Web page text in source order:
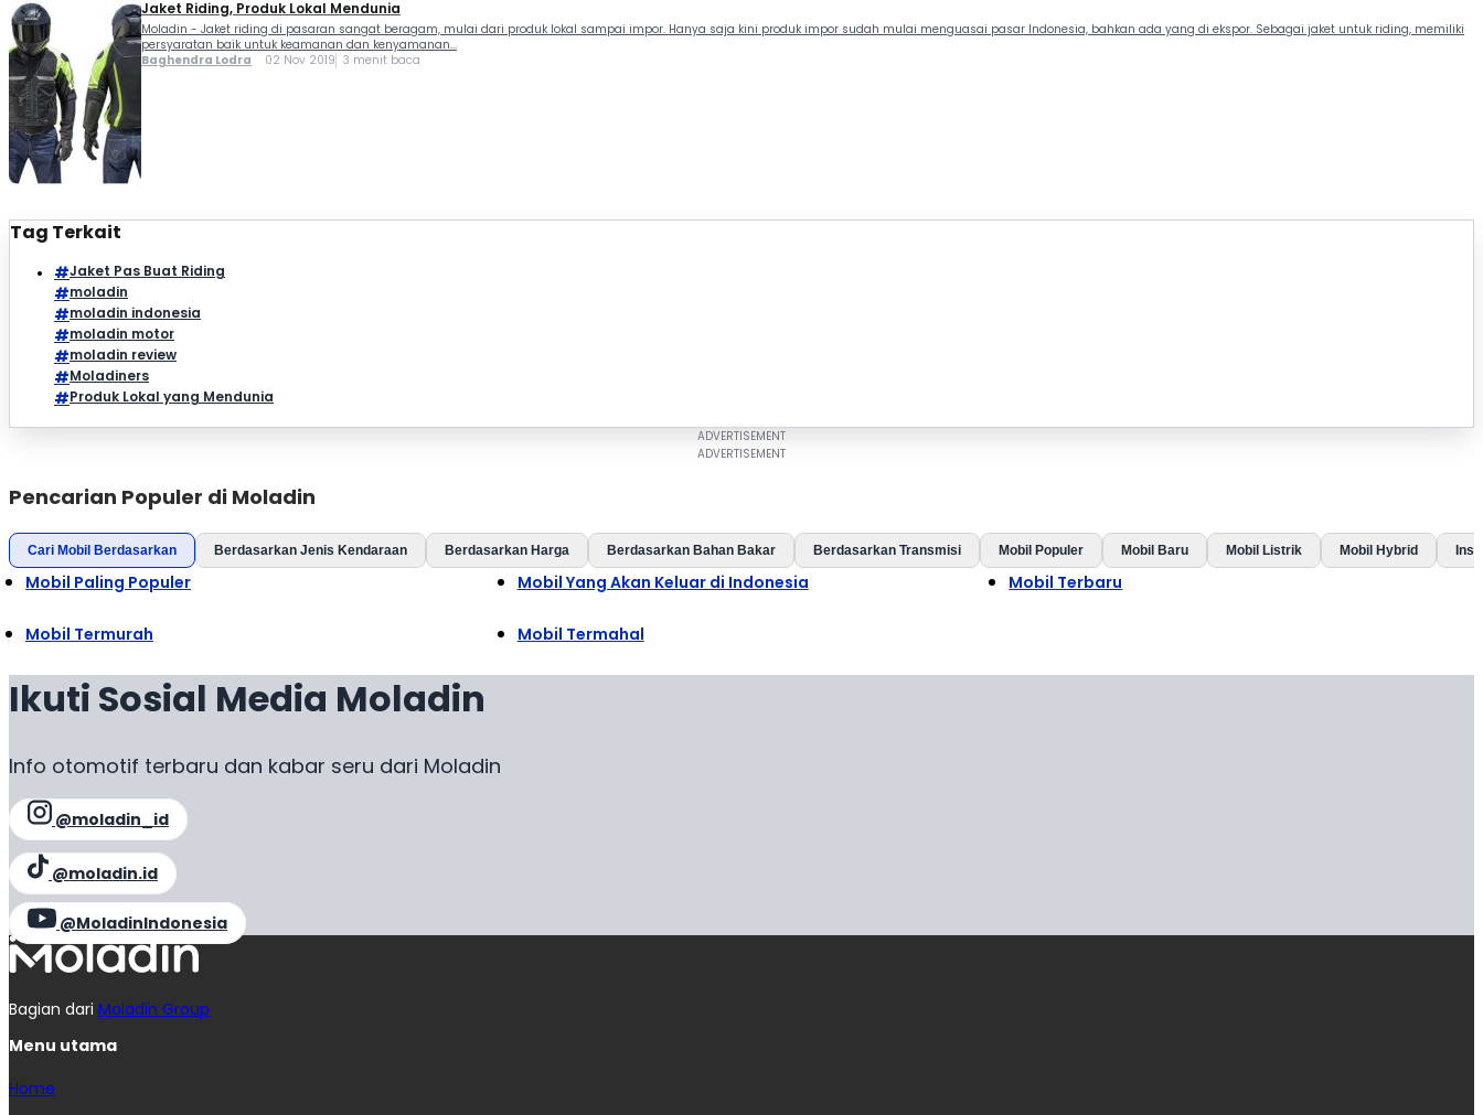
Jaket Riding, Produk Lokal Mendunia
Moladin - Jaket riding di pasaran sangat beragam, mulai dari produk lokal sampai impor. Hanya saja kini produk impor sudah mulai menguasai pasar Indonesia, bahkan ada yang di ekspor. Sebagai jaket untuk riding, memiliki
persyaratan baik untuk keamanan dan kenyamanan...
Baghendra Lodra 02 Nov 2019 3 menit baca
Tag Terkait
Jaket Pas Buat Riding
moladin
moladin indonesia
moladin motor
moladin review
Moladiners
Produk Lokal yang Mendunia
Pencarian Populer di Moladin
Cari Mobil Berdasarkan Berdasarkan Jenis Kendaraan Berdasarkan Harga Berdasarkan Bahan Bakar Berdasarkan Transmisi Mobil Populer Mobil Baru Mobil Listrik Mobil Hybrid
Mobil Paling Populer Mobil Yang Akan Keluar di Indonesia Mobil Terbaru
Mobil Termurah Mobil Termahal
Ikuti Sosial Media Moladin
Info otomotif terbaru dan kabar seru dari Moladin
@moladin_id
@moladin.id
@MoladinIndonesia
Bagian dari Moladin Group
Menu utama
Home